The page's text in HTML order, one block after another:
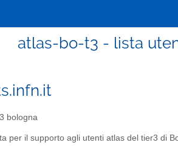
atlas-bo-t3 - lista
bologna
per il supporto agli utenti atlas del tier3 di